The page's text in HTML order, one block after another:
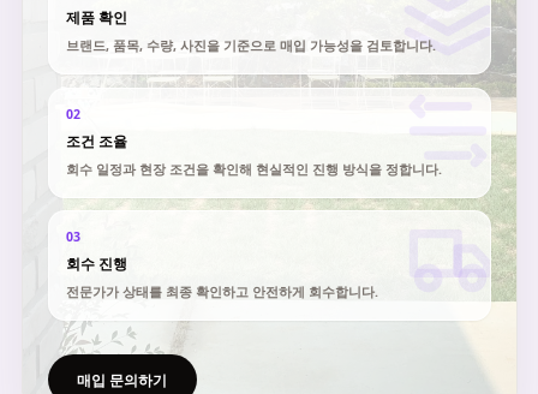
제품 확인
브랜드, 품목, 수량, 사진을 기준으로 매입 가능성을 검토합니다.
02
조건 조율
회수 일정과 현장 조건을 확인해 현실적인 진행 방식을 정합니다.
03
회수 진행
전문가가 상태를 최종 확인하고 안전하게 회수합니다.
매입 문의하기